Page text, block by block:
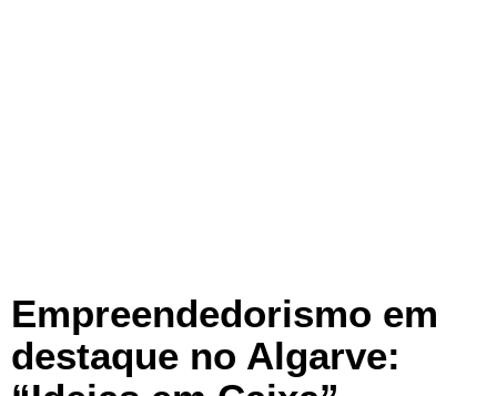
Empreendedorismo em
destaque no Algarve: